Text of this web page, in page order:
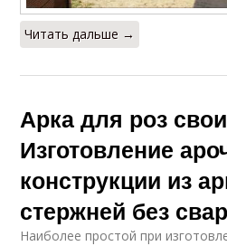
Читать дальше →
Арка для роз
Изготовление
конструкции из
стержней без
Наиболее простой при